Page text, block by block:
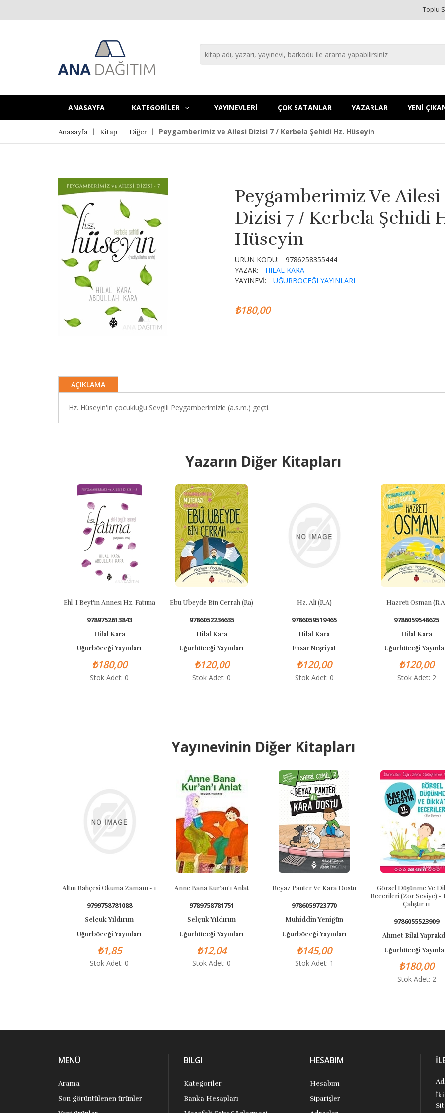
Toplu
ANASAYFA KATEGORİLER YAYINEVLERİ ÇOK SATANLAR YAZARLAR YENİ
Anasayfa Kitap Diğer Peygamberimiz ve Ailesi Dizisi 7 / Kerbela Şehidi Hz. Hüseyin
Peygamberimiz Ve Ailesi
Dizisi 7 / Kerbela Şehidi
Hüseyin
ÜRÜN KODU:
9786258355444
YAZAR:
HILAL KARA
YAYINEVİ:
UĞURBÖCEĞI YAYINLARI
₺180,00
AÇIKLAMA
Hz. Hüseyin'in çocukluğu Sevgili Peygamberimizle (a.s.m.) geçti.
Yazarın Diğer Kitapları
Ehl-I Beyt'in Annesi Hz. Fatıma
9789752613843
Hilal Kara
Uğurböceği Yayınları
₺180,00
Stok Adet: 0
Ebu Ubeyde Bin Cerrah (ra)
9786052236635
Hilal Kara
Uğurböceği Yayınları
₺120,00
Stok Adet: 0
Hz. Ali (r.a)
9786059519465
Hilal Kara
Ensar Neşriyat
₺120,00
Stok Adet: 0
Hazreti Osman (r.a)
9786059548625
Hilal Kara
Uğurböceği Yayınları
₺120,00
Stok Adet: 2
Yayınevinin Diğer Kitapları
Altın Bahçesi Okuma Zamanı - 1
9799758781088
Selçuk Yıldırım
Uğurböceği Yayınları
₺1,85
Stok Adet: 0
Anne Bana Kur'an'ı Anlat
9789758781751
Selçuk Yıldırım
Uğurböceği Yayınları
₺12,04
Stok Adet: 0
Beyaz Panter Ve Kara Dostu
9786059723770
Muhiddin Yenigün
Uğurböceği Yayınları
₺145,00
Stok Adet: 1
Görsel Düşünme Ve Dikkat
Becerileri (Zor Seviye) -
Çalıştır 11
9786055523909
Ahmet Bilal Yaprakdal
Uğurböceği Yayınları
₺180,00
Stok Adet: 2
MENÜ
Arama
Son görüntülenen ürünler
BILGI
Kategoriler
Banka Hesapları
HESABIM
Hesabım
Siparişler